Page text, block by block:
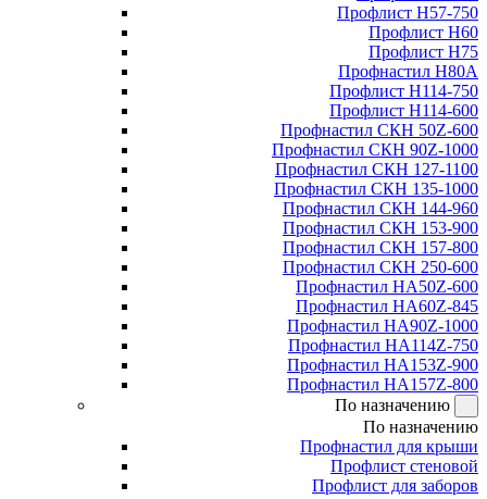
Профлист Н57-750
Профлист Н60
Профлист Н75
Профнастил Н80А
Профлист Н114-750
Профлист Н114-600
Профнастил СКН 50Z-600
Профнастил СКН 90Z-1000
Профнастил СКН 127-1100
Профнастил СКН 135-1000
Профнастил СКН 144-960
Профнастил СКН 153-900
Профнастил СКН 157-800
Профнастил СКН 250-600
Профнастил НА50Z-600
Профнастил НА60Z-845
Профнастил НА90Z-1000
Профнастил НА114Z-750
Профнастил НА153Z-900
Профнастил НА157Z-800
По назначению
По назначению
Профнастил для крыши
Профлист стеновой
Профлист для заборов